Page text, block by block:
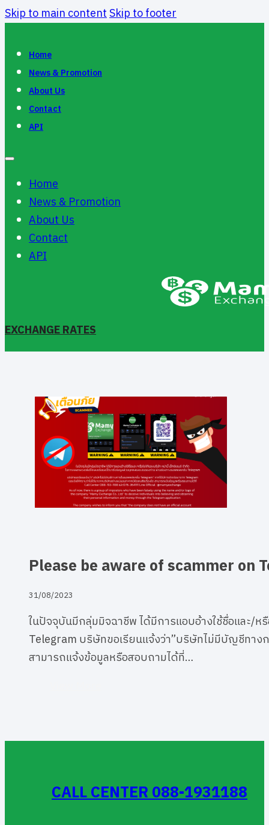
Skip to main contentSkip to footer
Home
News & Promotion
About Us
Contact
API
Home
News & Promotion
About Us
Contact
API
EXCHANGE RATES
Please be aware of scammer on
31/08/2023
ในปัจจุบันมีกลุ่มมิจฉาชีพ ได้มีการแอบอ้างใช้ชื่อและ/ห
Telegram บริษัทขอเรียนแจ้งว่า”บริษัทไม่มีบัญชีทาง
สามารถแจ้งข้อมูลหรือสอบถามได้ที่…
CALL CENTER 088-1931188